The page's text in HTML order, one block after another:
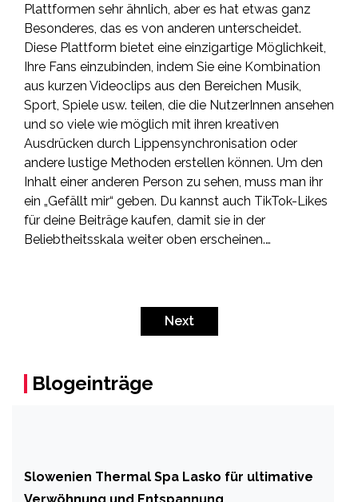
Plattformen sehr ähnlich, aber es hat etwas ganz
Besonderes, das es von anderen unterscheidet.
Diese Plattform bietet eine einzigartige Möglichkeit,
Ihre Fans einzubinden, indem Sie eine Kombination
aus kurzen Videoclips aus den Bereichen Musik,
Sport, Spiele usw. teilen, die die NutzerInnen ansehen
und so viele wie möglich mit ihren kreativen
Ausdrücken durch Lippensynchronisation oder
andere lustige Methoden erstellen können. Um den
Inhalt einer anderen Person zu sehen, muss man ihr
ein „Gefällt mir“ geben. Du kannst auch TikTok-Likes
für deine Beiträge kaufen, damit sie in der
Beliebtheitsskala weiter oben erscheinen.…
Next
Blogeinträge
Slowenien Thermal Spa Lasko für ultimative